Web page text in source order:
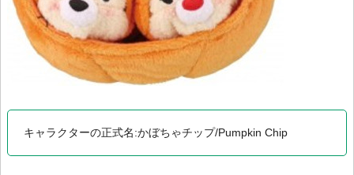
キャラクターの正式名:かぼちゃチップ/Pumpkin Chip